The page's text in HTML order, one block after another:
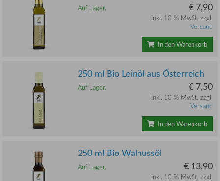
Auf Lager. € 7,90
inkl. 10 % MwSt. zzgl.
Versand
In den Warenkorb
250 ml Bio Leinöl aus Österreich
Auf Lager. € 7,50
inkl. 10 % MwSt. zzgl.
Versand
In den Warenkorb
250 ml Bio Walnussöl
Auf Lager. € 13,90
inkl. 10 % MwSt. zzgl.